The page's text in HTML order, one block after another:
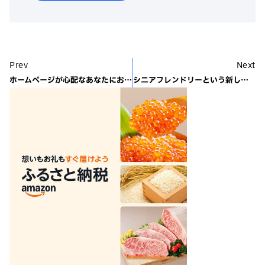
Prev
ホームページが心配なあなたにおススメのサービス
Next
シニアフレンドリーという新しい発想